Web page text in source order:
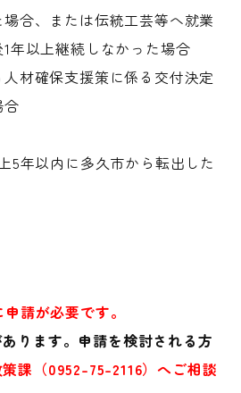
合、または伝統工芸等へ就業
年以上継続しなかった場合
材確保支援策に係る交付決定
合
5年以内に多久市から転出した
請が必要です。
ります。申請を検討される方
課（0952-75-2116）へご相談